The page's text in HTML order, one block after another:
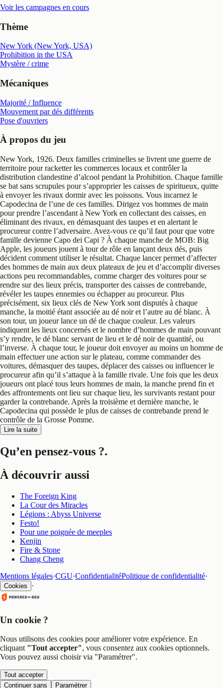
Voir les campagnes en cours
Thème
New York (New York, USA)
Prohibition in the USA
Mystère / crime
Mécaniques
Majorité / Influence
Mouvement par dés différents
Pose d'ouvriers
À propos du jeu
New York, 1926. Deux familles criminelles se livrent une guerre de
territoire pour racketter les commerces locaux et contrôler la
distribution clandestine d’alcool pendant la Prohibition. Chaque famille
se bat sans scrupules pour s’approprier les caisses de spiritueux, quitte
à envoyer les rivaux dormir avec les poissons. Vous incarnez le
Capodecina de l’une de ces familles. Dirigez vos hommes de main
pour prendre l’ascendant à New York en collectant des caisses, en
éliminant des rivaux, en démasquant des taupes et en alertant le
procureur contre l’adversaire. Avez-vous ce qu’il faut pour que votre
famille devienne Capo dei Capi ? À chaque manche de MOB: Big
Apple, les joueurs jouent à tour de rôle en lançant deux dés, puis
décident comment utiliser le résultat. Chaque lancer permet d’affecter
des hommes de main aux deux plateaux de jeu et d’accomplir diverses
actions peu recommandables, comme charger des voitures pour se
rendre sur des lieux précis, transporter des caisses de contrebande,
révéler les taupes ennemies ou échapper au procureur. Plus
précisément, six lieux clés de New York sont disputés à chaque
manche, la moitié étant associée au dé noir et l’autre au dé blanc. À
son tour, un joueur lance un dé de chaque couleur. Les valeurs
indiquent les lieux concernés et le nombre d’hommes de main pouvant
s’y rendre, le dé blanc servant de lieu et le dé noir de quantité, ou
l’inverse. À chaque tour, le joueur doit envoyer au moins un homme de
main effectuer une action sur le plateau, comme commander des
voitures, démasquer des taupes, déplacer des caisses ou influencer le
procureur afin qu’il s’attaque à la famille rivale. Une fois que les deux
joueurs ont placé tous leurs hommes de main, la manche prend fin et
des affrontements ont lieu sur chaque lieu, les survivants restant pour
garder la contrebande. Après la troisième et dernière manche, le
Capodecina qui possède le plus de caisses de contrebande prend le
contrôle de la Grosse Pomme.
Lire la suite
Qu’en pensez-vous ?.
À découvrir aussi
The Foreign King
La Cour des Miracles
Légions : Abyss Universe
Festo!
Pour une poignée de meeples
Kenjin
Fire & Stone
Chang Cheng
Mentions légales·CGU·ConfidentialitéPolitique de confidentialité·
Cookies ·
Un cookie ?
Nous utilisons des cookies pour améliorer votre expérience. En
cliquant "Tout accepter", vous consentez aux cookies optionnels.
Vous pouvez aussi choisir via "Paramétrer".
Tout accepter
Continuer sans
Paramétrer